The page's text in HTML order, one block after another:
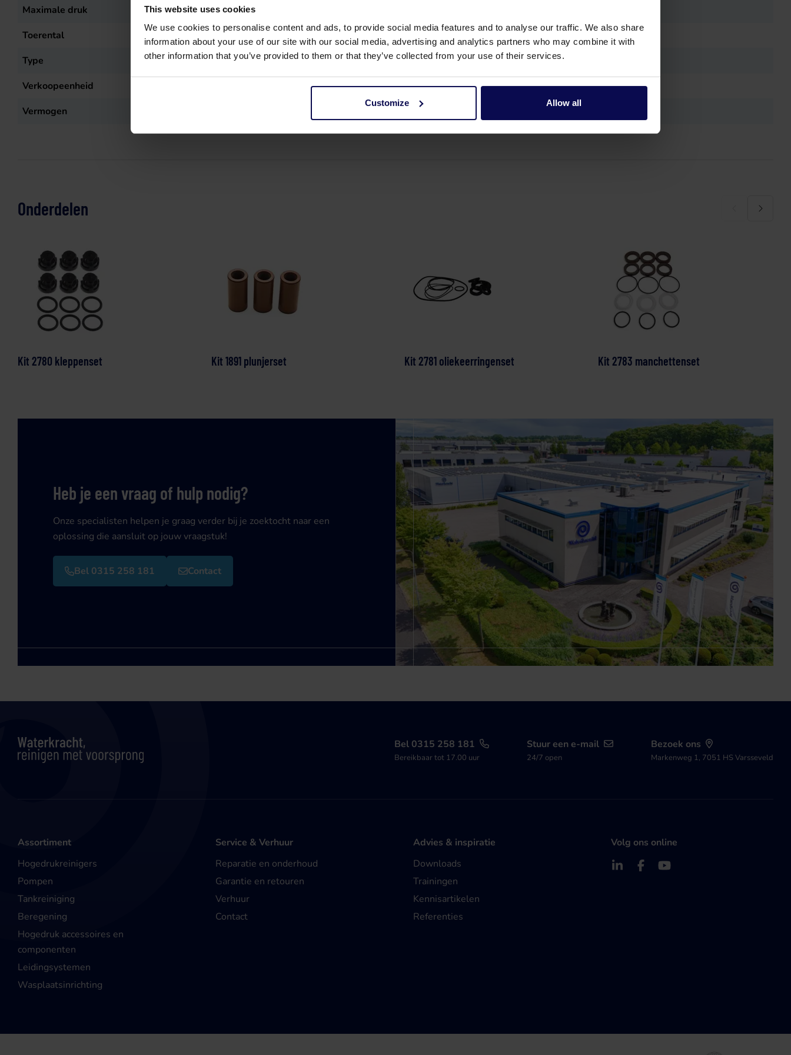
This website uses cookies
We use cookies to personalise content and ads, to provide social media features and to analyse our traffic. We also share
information about your use of our site with our social media, advertising and analytics partners who may combine it with
other information that you’ve provided to them or that they’ve collected from your use of their services.
Customize Allow all
Maximale druk
150bar
Toerental
1450
r.p.m.
Type
HYD-XW 30.15
Verkoopeenheid
Vermogen
Onderdelen
Kit 2780 kleppenset Kit 1891 plunjerset Kit 2781 oliekeerringenset Kit 2783 manchettenset
Heb je een vraag of hulp nodig?
Onze specialisten helpen je graag verder bij je zoektocht naar een
oplossing die aansluit op jouw vraagstuk!
Bel 0315 258 181 Contact
Bel 0315 258 181
Bereikbaar tot 17.00 uur
Stuur een e-mail
24/7 open
Bezoek ons
Markenweg 1, 7051 HS Varsseveld
Assortiment
Hogedrukreinigers
Pompen
Tankreiniging
Beregening
Hogedruk accessoires en
componenten
Leidingsystemen
Wasplaatsinrichting
Service & Verhuur
Reparatie en onderhoud
Garantie en retouren
Verhuur
Contact
Advies & inspiratie
Downloads
Trainingen
Kennisartikelen
Referenties
Volg ons online